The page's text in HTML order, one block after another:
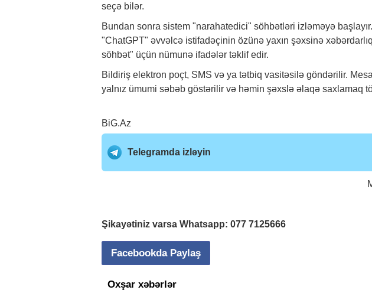
seçə bilər.
Bundan sonra sistem "narahatedici" söhbətləri izləməyə
"ChatGPT" əvvəlcə istifadəçinin özünə yaxın şəxsinə
söhbət" üçün nümunə ifadələr təklif edir.
Bildiriş elektron poçt, SMS və ya tətbiq vasitəsilə göndərilir.
yalnız ümumi səbəb göstərilir və həmin şəxslə əlaqə saxlamaq
BiG.Az
Telegramda izləyin
Şikayətiniz varsa Whatsapp: 077 7125666
Facebookda Paylaş
Oxşar xəbərlər